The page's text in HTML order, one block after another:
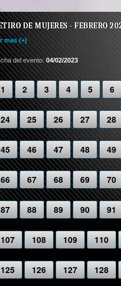
DE MUJERES - FEBRERO
mas (+)
del evento:04/02/2023
1 2 3 4 5 6
24 25 26 27 28
45 46 47 48 49
66 67 68 69 70
87 88 89 90 91
107 108 109 110
125 126 127 128